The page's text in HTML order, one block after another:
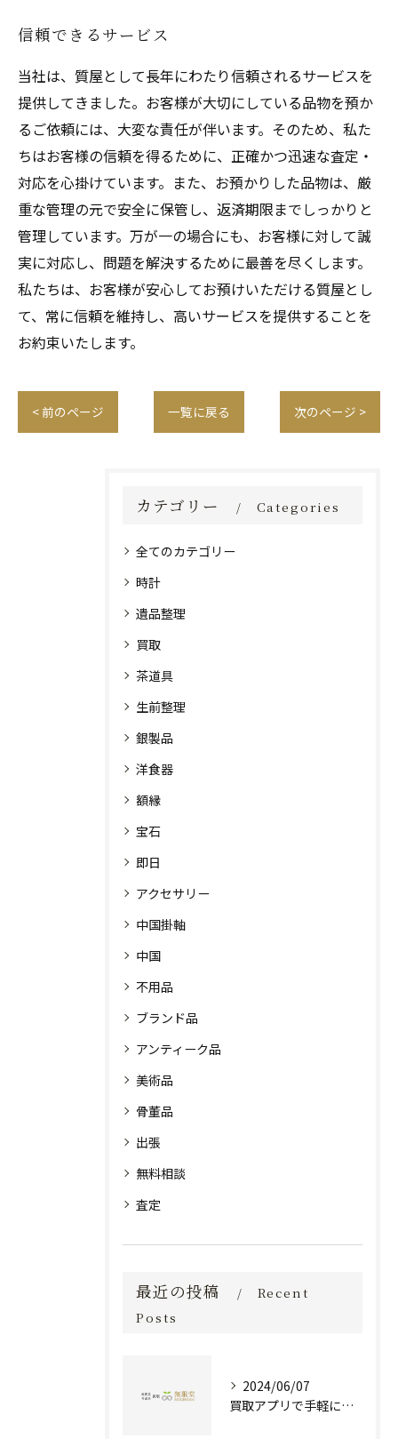
信頼できるサービス
当社は、質屋として長年にわたり信頼されるサービスを
提供してきました。お客様が大切にしている品物を預か
るご依頼には、大変な責任が伴います。そのため、私た
ちはお客様の信頼を得るために、正確かつ迅速な査定・
対応を心掛けています。また、お預かりした品物は、厳
重な管理の元で安全に保管し、返済期限までしっかりと
管理しています。万が一の場合にも、お客様に対して誠
実に対応し、問題を解決するために最善を尽くします。
私たちは、お客様が安心してお預けいただける質屋とし
て、常に信頼を維持し、高いサービスを提供することを
お約束いたします。
< 前のページ 一覧に戻る 次のページ >
カテゴリー Categories
全てのカテゴリー
時計
遺品整理
買取
茶道具
生前整理
銀製品
洋食器
額縁
宝石
即日
アクセサリー
中国掛軸
中国
不用品
ブランド品
アンティーク品
美術品
骨董品
出張
無料相談
査定
最近の投稿
Recent
Posts
2024/06/07
買取アプリで手軽に現金化！あなたの不要品が宝物に変わる方法とは？